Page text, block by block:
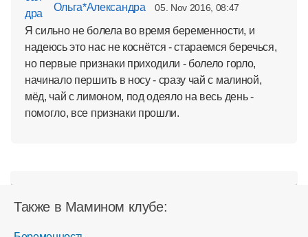
Ольга*Александра 05. Nov 2016, 08:47
Я сильно не болела во время беременности, и
надеюсь это нас не коснётся - стараемся беречься,
но первые признаки приходили - болело горло,
начинало першить в носу - сразу чай с малиной,
мёд, чай с лимоном, под одеяло на весь день -
помогло, все признаки прошли.
Также в Мамином клубе: